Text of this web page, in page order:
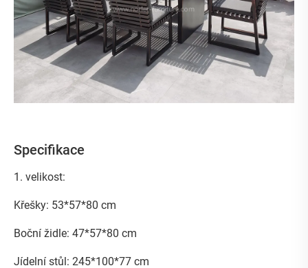
Specifikace
1. velikost:
Křešky: 53*57*80 cm
Boční židle: 47*57*80 cm
Jídelní stůl: 245*100*77 cm